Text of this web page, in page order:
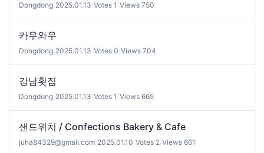
Dongdong 2025.01.13 Votes 1 Views 750
카우와우
Dongdong 2025.01.13 Votes 0 Views 704
강남횟집
Dongdong 2025.01.13 Votes 1 Views 665
샌드위치 / Confections Bakery & Cafe
juha84329@gmail.com 2025.01.10 Votes 2 Views 661